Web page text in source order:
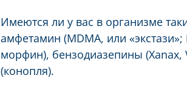
Имеются ли у вас в организме
амфетамин (MDMA, или
морфин), бензодиазепины
(конопля).